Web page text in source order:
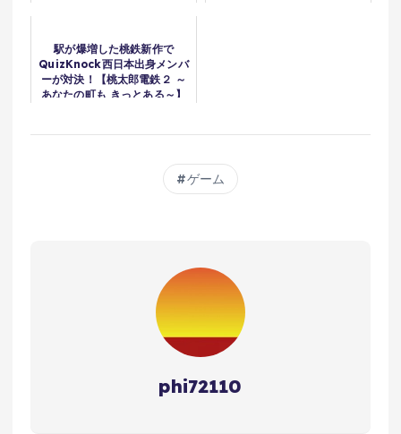
駅が爆増した桃鉄新作で
QuizKnock西日本出身メンバ
ーが対決！【桃太郎電鉄２ ～
あなたの町も きっとある～】
ゲーム
phi72110